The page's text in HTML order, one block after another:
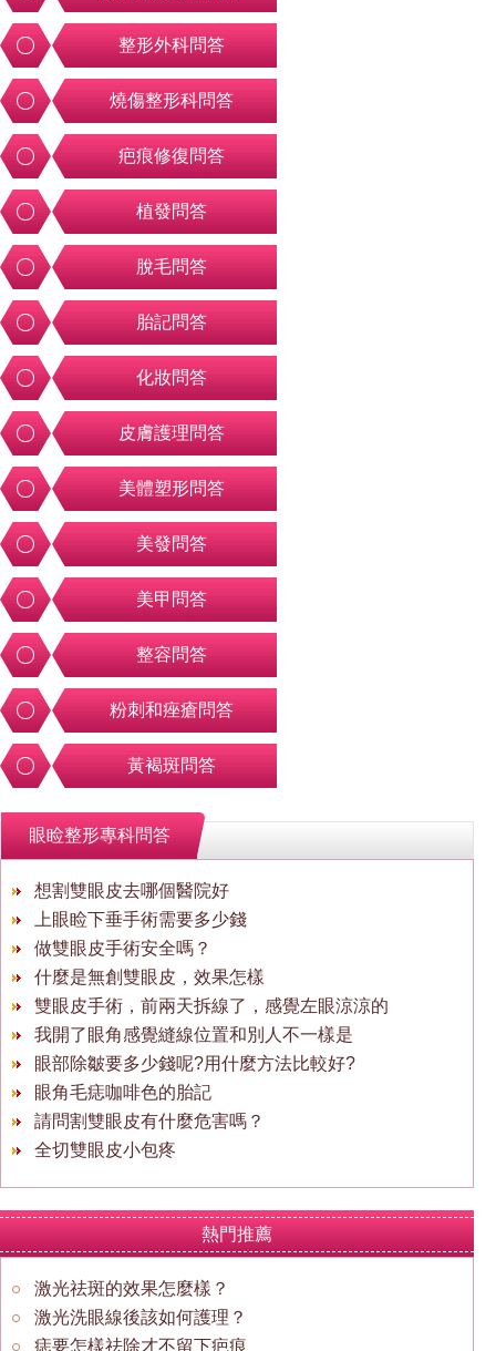
整形外科問答
燒傷整形科問答
疤痕修復問答
植發問答
脫毛問答
胎記問答
化妝問答
皮膚護理問答
美體塑形問答
美發問答
美甲問答
整容問答
粉刺和痤瘡問答
黃褐斑問答
眼睑整形專科問答
想割雙眼皮去哪個醫院好
上眼睑下垂手術需要多少錢
做雙眼皮手術安全嗎？
什麼是無創雙眼皮，效果怎樣
雙眼皮手術，前兩天拆線了，感覺左眼涼涼的
我開了眼角感覺縫線位置和別人不一樣是
眼部除皺要多少錢呢?用什麼方法比較好?
眼角毛痣咖啡色的胎記
請問割雙眼皮有什麼危害嗎？
全切雙眼皮小包疼
熱門推薦
激光祛斑的效果怎麼樣？
激光洗眼線後該如何護理？
痣要怎樣祛除才不留下疤痕